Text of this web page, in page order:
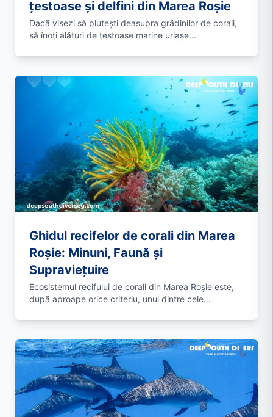
țestoase și delfini din Marea Roșie
Dacă visezi să plutești deasupra grădinilor de corali,
să înoți alături de țestoase marine uriașe...
Ghidul recifelor de corali din Marea
Roșie: Minuni, Faună și
Supraviețuire
Ecosistemul recifului de corali din Marea Roșie este,
după aproape orice criteriu, unul dintre cele...